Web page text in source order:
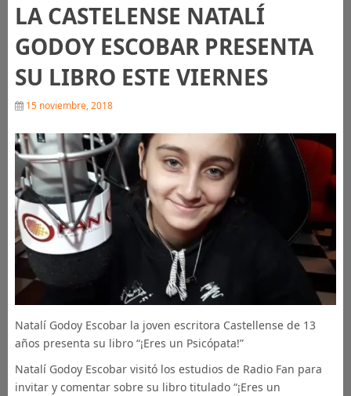
LA CASTELENSE NATALÍ
GODOY ESCOBAR PRESENTA
SU LIBRO ESTE VIERNES
15 noviembre, 2018
Natalí Godoy Escobar la joven escritora Castellense de 13
años presenta su libro “¡Eres un Psicópata!”
Natalí Godoy Escobar visitó los estudios de Radio Fan para
invitar y comentar sobre su libro titulado “¡Eres un